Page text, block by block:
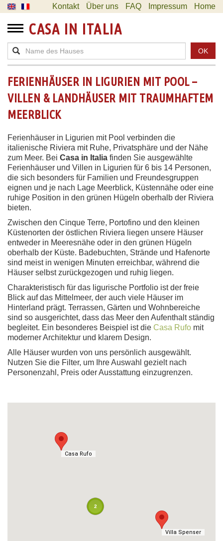
Kontakt Über uns FAQ Impressum Home
CASA IN ITALIA
OK
FERIENHÄUSER IN LIGURIEN MIT POOL –
VILLEN & LANDHÄUSER MIT TRAUMHAFTEM
MEERBLICK
Ferienhäuser in Ligurien mit Pool verbinden die
italienische Riviera mit Ruhe, Privatsphäre und der Nähe
zum Meer. Bei Casa in Italia finden Sie ausgewählte
Ferienhäuser und Villen in Ligurien für 6 bis 14 Personen,
die sich besonders für Familien und Freundesgruppen
eignen und je nach Lage Meerblick, Küstennähe oder eine
ruhige Position in den grünen Hügeln oberhalb der Riviera
bieten.
Zwischen den Cinque Terre, Portofino und den kleinen
Küstenorten der östlichen Riviera liegen unsere Häuser
entweder in Meeresnähe oder in den grünen Hügeln
oberhalb der Küste. Badebuchten, Strände und Hafenorte
sind meist in wenigen Minuten erreichbar, während die
Häuser selbst zurückgezogen und ruhig liegen.
Charakteristisch für das ligurische Portfolio ist der freie
Blick auf das Mittelmeer, der auch viele Häuser im
Hinterland prägt. Terrassen, Gärten und Wohnbereiche
sind so ausgerichtet, dass das Meer den Aufenthalt ständig
begleitet. Ein besonderes Beispiel ist die Casa Rufo mit
moderner Architektur und klarem Design.
Alle Häuser wurden von uns persönlich ausgewählt.
Nutzen Sie die Filter, um Ihre Auswahl gezielt nach
Personenzahl, Preis oder Ausstattung einzugrenzen.
Villa Spenser
Casa Rufo
Villa Spenser
2
Casa Rufo